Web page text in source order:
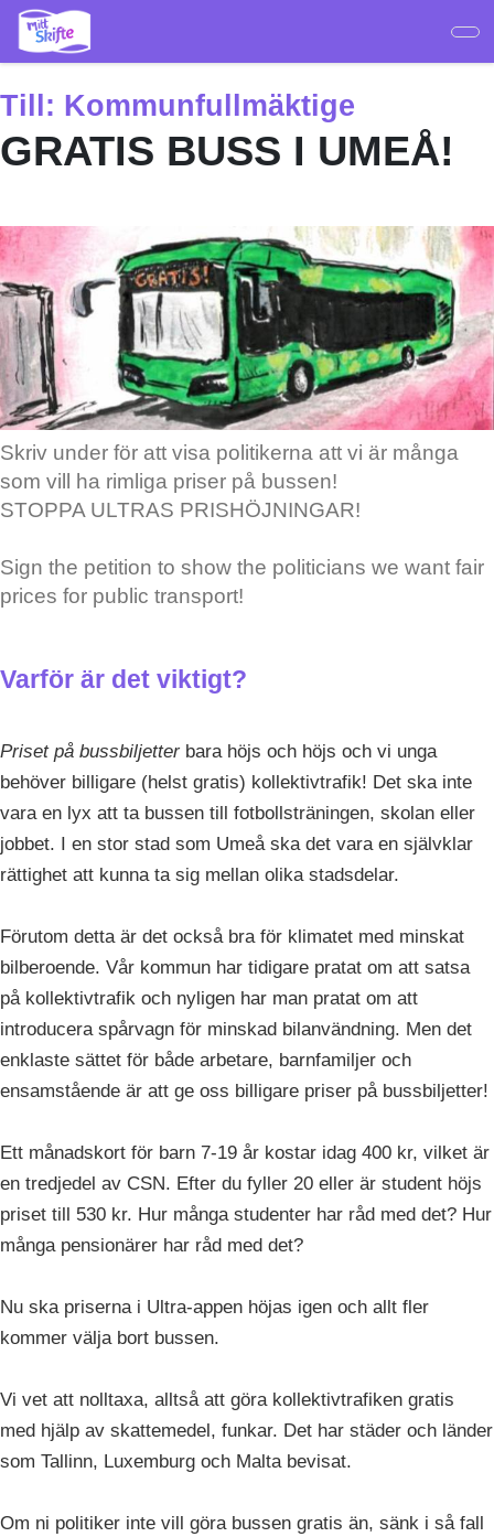
Hoppa
huvudinnehåll
Till: Kommunfullmäktige
GRATIS BUSS I UMEÅ!
Skriv under för att visa politikerna att vi är många
som vill ha rimliga priser på bussen!
STOPPA ULTRAS PRISHÖJNINGAR!
Sign the petition to show the politicians we want fair
prices for public transport!
Varför är det viktigt?
Priset på bussbiljetterbara höjs och höjs och vi unga
behöver billigare (helst gratis) kollektivtrafik! Det ska inte
vara en lyx att ta bussen till fotbollsträningen, skolan eller
jobbet. I en stor stad som Umeå ska det vara en självklar
rättighet att kunna ta sig mellan olika stadsdelar.
Förutom detta är det också bra för klimatet med minskat
bilberoende. Vår kommun har tidigare pratat om att satsa
på kollektivtrafik och nyligen har man pratat om att
introducera spårvagn för minskad bilanvändning. Men det
enklaste sättet för både arbetare, barnfamiljer och
ensamstående är att ge oss billigare priser på bussbiljetter!
Ett månadskort för barn 7-19 år kostar idag 400 kr, vilket är
en tredjedel av CSN. Efter du fyller 20 eller är student höjs
priset till 530 kr. Hur många studenter har råd med det? Hur
många pensionärer har råd med det?
Nu ska priserna i Ultra-appen höjas igen och allt fler
kommer välja bort bussen.
Vi vet att nolltaxa, alltså att göra kollektivtrafiken gratis
med hjälp av skattemedel, funkar. Det har städer och länder
som Tallinn, Luxemburg och Malta bevisat.
Om ni politiker inte vill göra bussen gratis än, sänk i så fall